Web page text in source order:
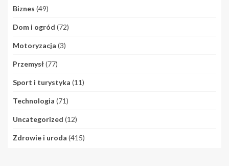
Biznes (49)
Dom i ogród (72)
Motoryzacja (3)
Przemysł(77)
Sport i turystyka (11)
Technologia (71)
Uncategorized (12)
Zdrowie i uroda (415)